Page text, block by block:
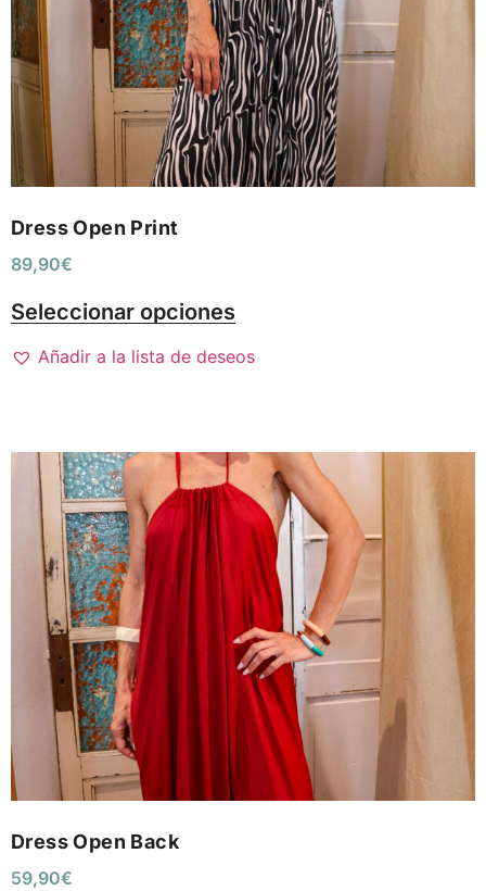
Dress Open Print
89,90€
Seleccionar opciones
Añadir a la lista de deseos
Dress Open Back
59,90€